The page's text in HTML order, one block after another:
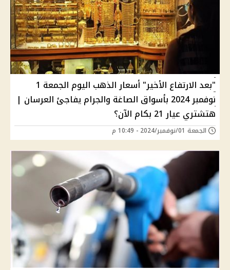
"بعد الارتفاع الأخير" أسعار الذهب اليوم الجمعة 1
نوفمبر 2024 بأسواق الصاغة والجرام يفاجئ العرسان |
هتشتري عيار 21 بكام الآن؟
الجمعة 01/نوفمبر/2024 - 10:49 م